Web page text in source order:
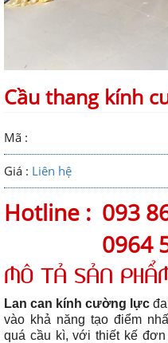
Cầu thang kính
Mã :
Giá : Liên hệ
Hotline : 093
0964
MÔ TẢ SẢN
Lan can kính cường lực
vào khả năng tạo điểm
quá cầu kì, với thiết kế